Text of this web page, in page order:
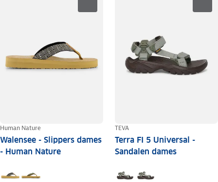
Human Nature
Walensee - Slippers dames
- Human Nature
TEVA
Terra FI 5 Universal -
Sandalen dames